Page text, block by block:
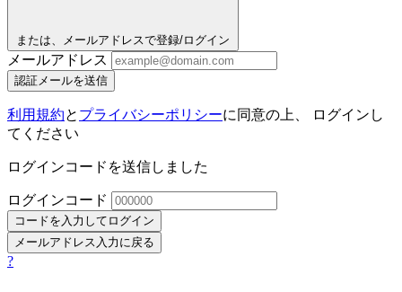
または、メールアドレスで登録/ログイン
メールアドレス
認証メールを送信
利用規約と プライバシーポリシーに同意の上、 ログインし
てください
ログインコードを送信しました
ログインコード
コードを入力してログイン
メールアドレス入力に戻る
?